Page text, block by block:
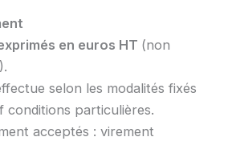
en euros HT (non
selon les modalités fixés
conditions particulières.
acceptés : virement